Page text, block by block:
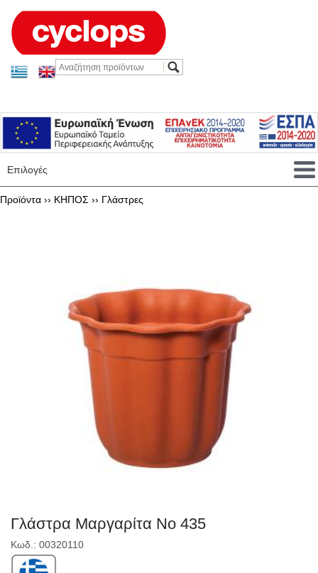
Επιλογές
Προϊόντα ›› ΚΗΠΟΣ ›› Γλάστρες
Γλάστρα Μαργαρίτα Νο 435
Κωδ.: 00320110